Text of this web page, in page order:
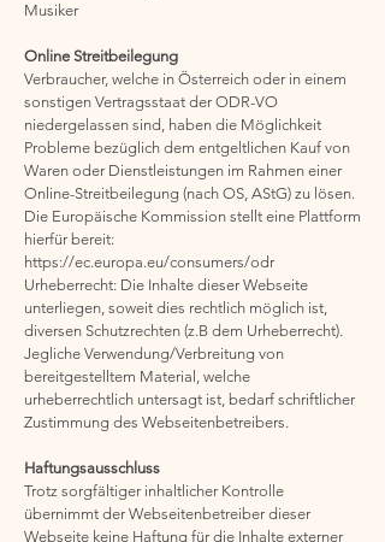
Musiker
Online Streitbeilegung
Verbraucher, welche in Österreich oder in einem
sonstigen Vertragsstaat der ODR-VO
niedergelassen sind, haben die Möglichkeit
Probleme bezüglich dem entgeltlichen Kauf von
Waren oder Dienstleistungen im Rahmen einer
Online-Streitbeilegung (nach OS, AStG) zu lösen.
Die Europäische Kommission stellt eine Plattform
hierfür bereit:
https://ec.europa.eu/consumers/odr
Urheberrecht: Die Inhalte dieser Webseite
unterliegen, soweit dies rechtlich möglich ist,
diversen Schutzrechten (z.B dem Urheberrecht).
Jegliche Verwendung/Verbreitung von
bereitgestelltem Material, welche
urheberrechtlich untersagt ist, bedarf schriftlicher
Zustimmung des Webseitenbetreibers.
Haftungsausschluss
Trotz sorgfältiger inhaltlicher Kontrolle
übernimmt der Webseitenbetreiber dieser
Webseite keine Haftung für die Inhalte externer